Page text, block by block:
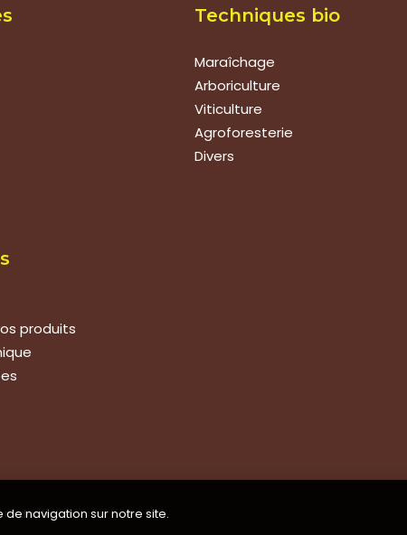
Techniques bio
Maraîchage
Arboriculture
Viticulture
Agroforesterie
Divers
produits
navigation sur notre site.